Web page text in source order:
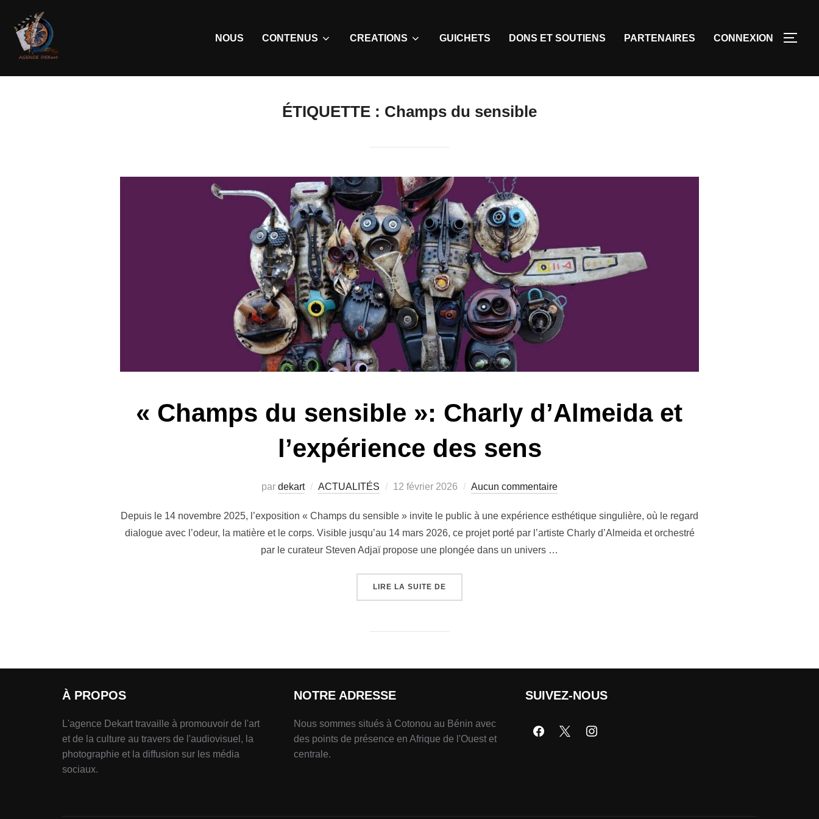
NOUS CONTENUS CREATIONS GUICHETS DONS ET SOUTIENS PARTENAIRES CONNEXION
ÉTIQUETTE : Champs du sensible
« Champs du sensible »: Charly d’Almeida et
l’expérience des sens
par dekart ACTUALITÉS 12 février 2026 Aucun commentaire
Depuis le 14 novembre 2025, l’exposition « Champs du sensible » invite le public à une expérience esthétique singulière, où le regard
dialogue avec l’odeur, la matière et le corps. Visible jusqu’au 14 mars 2026, ce projet porté par l’artiste Charly d’Almeida et orchestré
par le curateur Steven Adjaï propose une plongée dans un univers …
LIRE LA SUITE DE
À PROPOS
L'agence Dekart travaille à promouvoir de l'art
et de la culture au travers de l'audiovisuel, la
photographie et la diffusion sur les média
sociaux.
NOTRE ADRESSE
Nous sommes situés à Cotonou au Bénin avec
des points de présence en Afrique de l'Ouest et
centrale.
SUIVEZ-NOUS